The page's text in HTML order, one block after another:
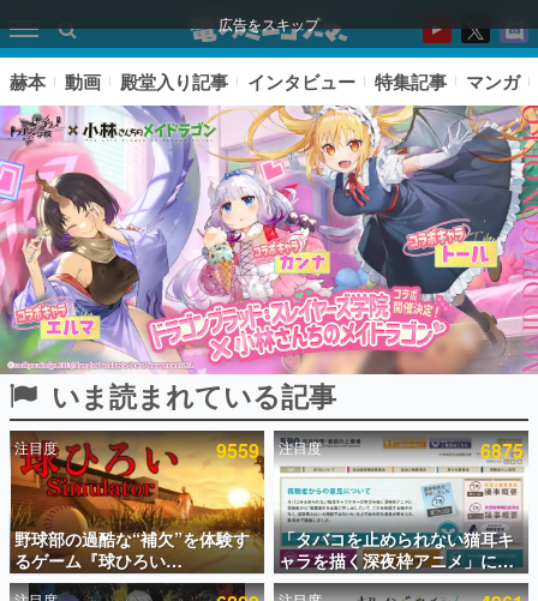
広告をスキップ
ピックアップ
電ファミのいま読まれている記事ランキング
アプリセール情報
インタビュー
赫本 動画 殿堂入り記事 インタビュー 特集記事 マンガ
いま読まれている記事
注目度 9559
野球部の過酷な“補欠”を体験す
るゲーム『球ひろい
Simulator』が「1件」のウィッ
注目度 6875
「タバコを止められない猫耳キ
ャラを描く深夜枠アニメ」に視
聴者の一部から批判意見。違法